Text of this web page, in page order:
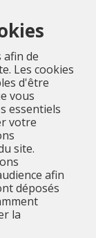
afin de
Les cookies
d'être
vous
essentiels
votre
site.
afin
déposés
la
Menu